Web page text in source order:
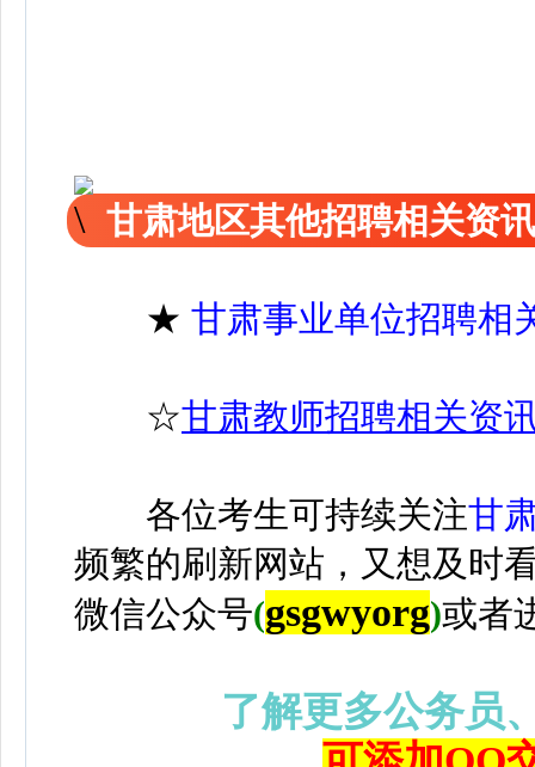
甘肃地区其他招聘相关资
★ 甘肃事业单位招聘相
☆甘肃教师招聘相关资
各位考生可持续关注甘
频繁的刷新网站，又想及时
微信公众号(gsgwyorg)或者
了解更多公务员